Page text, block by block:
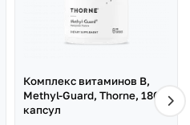
Комплекс витаминов В,
Methyl-Guard, Thorne, 180
капсул